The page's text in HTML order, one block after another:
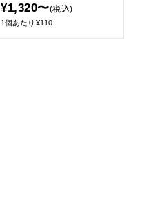
¥1,320〜(税込)
1個あたり¥110